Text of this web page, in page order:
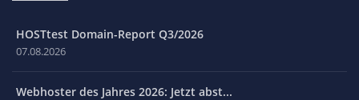
HOSTtest Domain-Report Q3/2026
07.08.2026
Webhoster des Jahres 2026: Jetzt abst...